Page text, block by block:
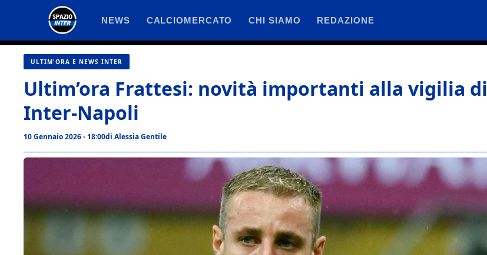
contenuto
NEWS CALCIOMERCATO CHI SIAMO REDAZIONE
ULTIM'ORA E NEWS INTER
Ultim’ora Frattesi: novità importanti alla vigilia di
Inter-Napoli
10 Gennaio 2026 - 18:00di Alessia Gentile